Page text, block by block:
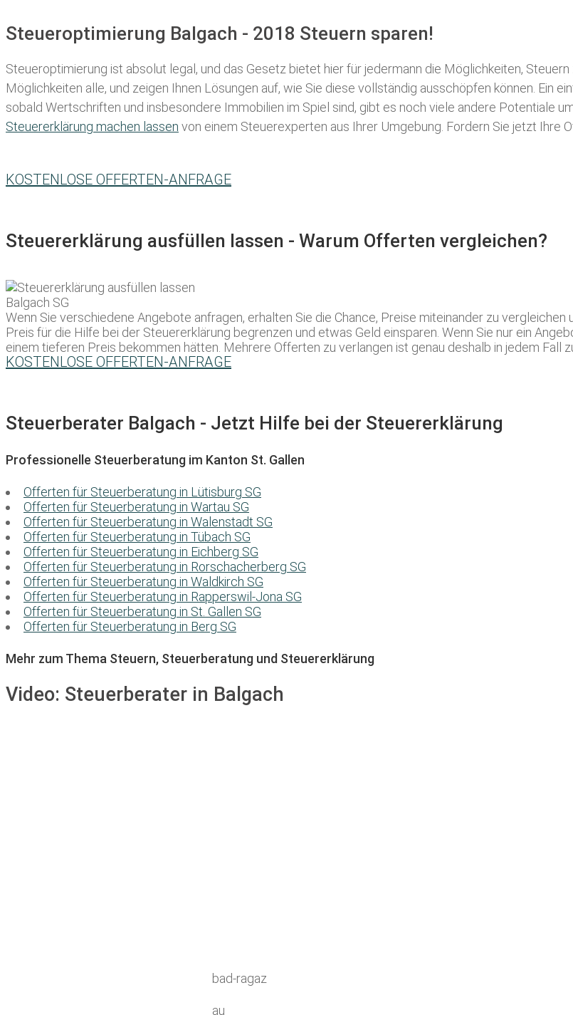
Steueroptimierung Balgach - 2018 Steuern sparen!
Steueroptimierung ist absolut legal, und das Gesetz bietet hier für jedermann die Möglichkeiten, Steuern
Möglichkeiten alle, und zeigen Ihnen Lösungen auf, wie Sie diese vollständig ausschöpfen können. Ein
sobald Wertschriften und insbesondere Immobilien im Spiel sind, gibt es noch viele andere Potentiale
Steuererklärung machen lassen von einem Steuerexperten aus Ihrer Umgebung. Fordern Sie jetzt Ihre
KOSTENLOSE OFFERTEN-ANFRAGE
Steuererklärung ausfüllen lassen - Warum Offerten vergleichen?
Wenn Sie verschiedene Angebote anfragen, erhalten Sie die Chance, Preise miteinander zu
Preis für die Hilfe bei der Steuererklärung begrenzen und etwas Geld einsparen. Wenn Sie nur ein
einem tieferen Preis bekommen hätten. Mehrere Offerten zu verlangen ist genau deshalb in jedem Fall
KOSTENLOSE OFFERTEN-ANFRAGE
Steuerberater Balgach - Jetzt Hilfe bei der Steuererklärung
Professionelle Steuerberatung im Kanton St. Gallen
Offerten für Steuerberatung in Lütisburg SG
Offerten für Steuerberatung in Wartau SG
Offerten für Steuerberatung in Walenstadt SG
Offerten für Steuerberatung in Tübach SG
Offerten für Steuerberatung in Eichberg SG
Offerten für Steuerberatung in Rorschacherberg SG
Offerten für Steuerberatung in Waldkirch SG
Offerten für Steuerberatung in Rapperswil-Jona SG
Offerten für Steuerberatung in St. Gallen SG
Offerten für Steuerberatung in Berg SG
Mehr zum Thema Steuern, Steuerberatung und Steuererklärung
Video: Steuerberater in Balgach
bad-ragaz
au